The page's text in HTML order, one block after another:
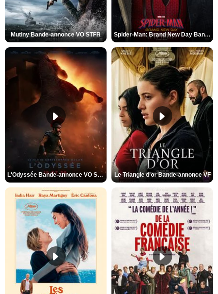
Mutiny Bande-annonce VO STFR Spider-Man: Brand New Day Bande-annonce VO STFR
L'Odyssée Bande-annonce VO STFR Le Triangle d'or Bande-annonce VF